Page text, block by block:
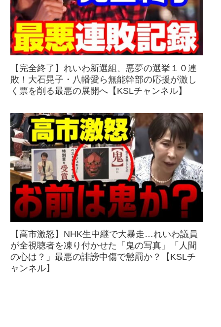
【完全終了】れいわ新選組、悪夢の選挙１０連
敗！大石晃子・八幡愛ら無能幹部の応援が激し
く票を削る最悪の展開へ【KSLチャンネル】
【高市激怒】NHK生中継で大暴走…れいわ議員
が全視聴者を凍り付かせた「鬼の写真」「人間
の心は？」最悪の誹謗中傷で懲罰か？【KSLチ
ャンネル】